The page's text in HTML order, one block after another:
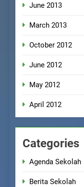
June 2013
March 2013
October 2012
June 2012
May 2012
April 2012
Categories
Agenda Sekolah
Berita Sekolah